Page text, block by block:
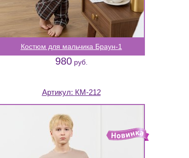
Костюм для мальчика Браун-1
980руб.
Артикул: КМ-212